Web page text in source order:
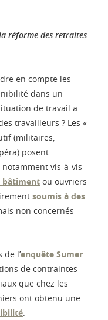
réforme des retraites
en compte les
dans un
de travail a
travailleurs ? Les «
(militaires,
posent
vis-à-vis
bâtiment ou ouvriers
soumis à des
non concernés
l’enquête Sumer
de contraintes
que chez les
ont obtenu une
.